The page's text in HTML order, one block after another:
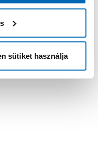
sütiket használja